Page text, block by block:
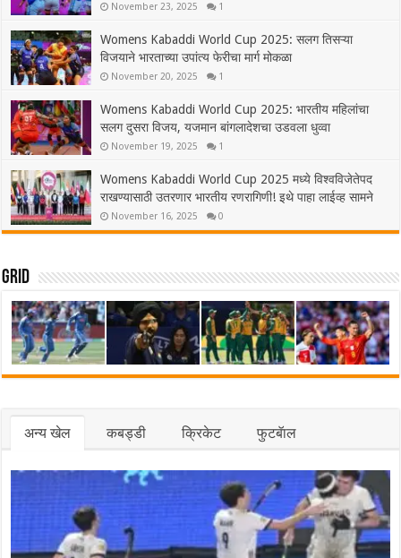
November 23, 2025 1
Womens Kabaddi World Cup 2025: सलग तिसऱ्या
विजयाने भारताच्या उपांत्य फेरीचा मार्ग मोकळा
November 20, 2025 1
Womens Kabaddi World Cup 2025: भारतीय महिलांचा
सलग दुसरा विजय, यजमान बांगलादेशचा उडवला धुव्वा
November 19, 2025 1
Womens Kabaddi World Cup 2025 मध्ये विश्वविजेतेपद
राखण्यासाठी उतरणार भारतीय रणरागिणी! इथे पाहा लाईव्ह सामने
November 16, 2025 0
Grid
अन्य खेल कबड्डी क्रिकेट फुटबॅाल